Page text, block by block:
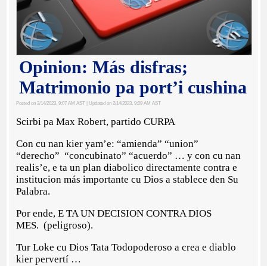
Opinion: Más disfras;
Matrimonio pa port’i cushina
Posted on 2/14/2023, 9:07 AM AST | Updated on 2/14/2023, 9:09 AM AST
Scirbi pa Max Robert, partido CURPA
Con cu nan kier yam’e: “amienda” “union”
“derecho” “concubinato” “acuerdo” … y con cu nan
realis’e, e ta un plan diabolico directamente contra e
institucion más importante cu Dios a stablece den Su
Palabra.
Por ende, E TA UN DECISION CONTRA DIOS
MES. (peligroso).
Tur Loke cu Dios Tata Todopoderoso a crea e diablo
kier pervertí …